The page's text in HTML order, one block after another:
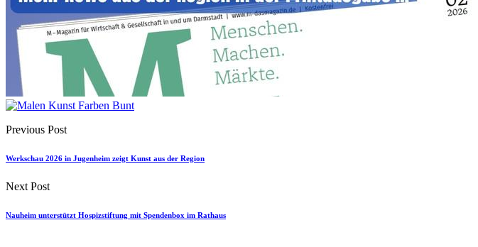
Previous Post
Werkschau 2026 in Jugenheim zeigt Kunst aus der Region
Next Post
Nauheim unterstützt Hospizstiftung mit Spendenbox im Rathaus